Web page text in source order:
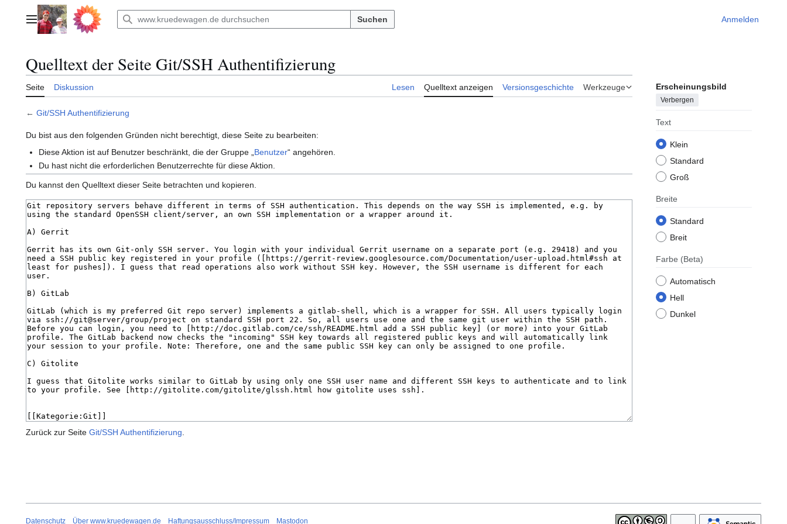
springenHauptmenü Suchen Anmelden
Quelltext der Seite Git/SSH Authentifizierung
Seite Diskussion Lesen Quelltext anzeigen Versionsgeschichte Werkzeuge Erscheinungsbild
Verbergen
Text
Klein
Standard
Groß
Breite
Standard
Breit
Farbe (Beta)
Automatisch
Hell
Dunkel
← Git/SSH Authentifizierung
Du bist aus den folgenden Gründen nicht berechtigt, diese Seite zu bearbeiten:
Diese Aktion ist auf Benutzer beschränkt, die der Gruppe „ Benutzer“ angehören.
Du hast nicht die erforderlichen Benutzerrechte für diese Aktion.
Du kannst den Quelltext dieser Seite betrachten und kopieren.
Zurück zur Seite Git/SSH Authentifizierung
Datenschutz Über www.kruedewagen.de Haftungsausschluss/Impressum Mastodon